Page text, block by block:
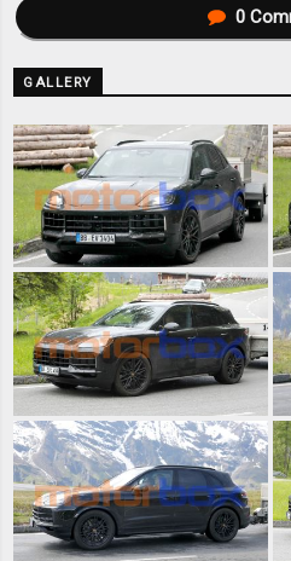
0
GALLERY